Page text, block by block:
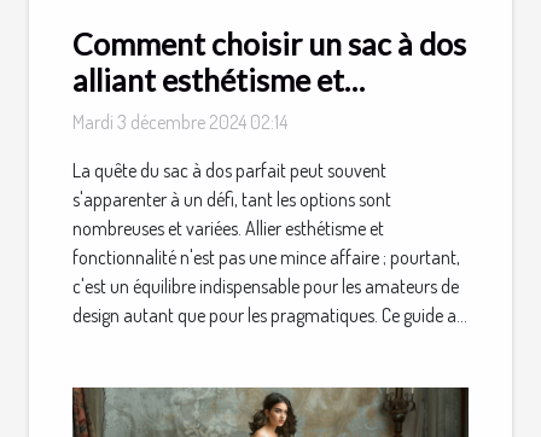
Comment choisir un sac à dos
alliant esthétisme et
fonctionnalité
Mardi 3 décembre 2024 02:14
La quête du sac à dos parfait peut souvent
s'apparenter à un défi, tant les options sont
nombreuses et variées. Allier esthétisme et
fonctionnalité n'est pas une mince affaire ; pourtant,
c'est un équilibre indispensable pour les amateurs de
design autant que pour les pragmatiques. Ce guide a...